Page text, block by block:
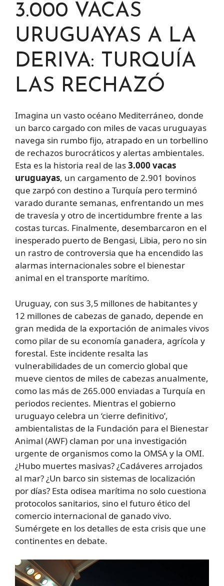
3.000 VACAS
URUGUAYAS A LA
DERIVA: TURQUÍA
LAS RECHAZÓ
Imagina un vasto océano Mediterráneo, donde
un barco cargado con miles de vacas uruguayas
navega sin rumbo fijo, atrapado en un torbellino
de rechazos burocráticos y alertas ambientales.
Esta es la historia real de las3.000 vacas
uruguayas, un cargamento de 2.901 bovinos
que zarpó con destino a Turquía pero terminó
varado durante semanas, enfrentando un mes
de travesía y otro de incertidumbre frente a las
costas turcas. Finalmente, desembarcaron en el
inesperado puerto de Bengasi, Libia, pero no sin
un rastro de controversia que ha encendido las
alarmas internacionales sobre el bienestar
animal en el transporte marítimo.
Uruguay, con sus 3,5 millones de habitantes y
12 millones de cabezas de ganado, depende en
gran medida de la exportación de animales vivos
como pilar de su economía ganadera, agrícola y
forestal. Este incidente resalta las
vulnerabilidades de un comercio global que
mueve cientos de miles de cabezas anualmente,
como las más de 265.000 enviadas a Turquía en
periodos recientes. Mientras el gobierno
uruguayo celebra un ‘cierre definitivo’,
ambientalistas de la Fundación para el Bienestar
Animal (AWF) claman por una investigación
urgente de organismos como la OMSA y la OMI.
¿Hubo muertes masivas? ¿Cadáveres arrojados
al mar? ¿Un barco sin sistemas de localización
por días? Esta odisea marítima no solo cuestiona
protocolos sanitarios, sino el futuro ético del
comercio internacional de ganado vivo.
Sumérgete en los detalles de esta crisis que une
continentes en debate.